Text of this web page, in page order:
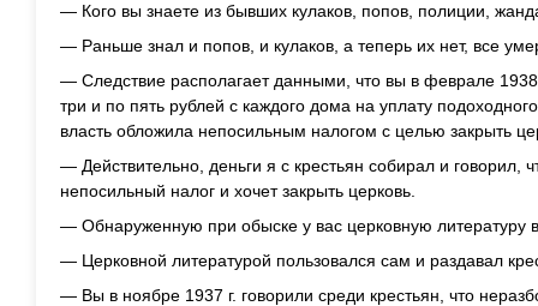
— Кого вы знаете из бывших кулаков, попов, полиции,
— Раньше знал и попов, и кулаков, а теперь их нет, все
— Следствие располагает данными, что вы в феврале 1938
три и по пять рублей с каждого дома на уплату
власть обложила непосильным налогом с целью закрыть
— Действительно, деньги я с крестьян собирал и говорил,
непосильный налог и хочет закрыть церковь.
— Обнаруженную при обыске у вас церковную литературу
— Церковной литературой пользовался сам и раздавал
— Вы в ноябре 1937 г. говорили среди крестьян, что